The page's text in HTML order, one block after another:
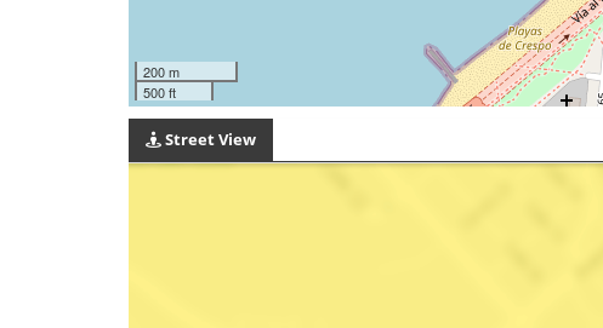
200 m
500 ft
Street View